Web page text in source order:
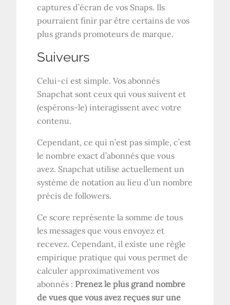
captures d’écran de vos Snaps. Ils
pourraient finir par être certains de vos
plus grands promoteurs de marque.
Suiveurs
Celui-ci est simple. Vos abonnés
Snapchat sont ceux qui vous suivent et
(espérons-le) interagissent avec votre
contenu.
Cependant, ce qui n’est pas simple, c’est
le nombre exact d’abonnés que vous
avez. Snapchat utilise actuellement un
système de notation au lieu d’un nombre
précis de followers.
Ce score représente la somme de tous
les messages que vous envoyez et
recevez. Cependant, il existe une règle
empirique pratique qui vous permet de
calculer approximativement vos
abonnés : Prenez le plus grand nombre
de vues que vous avez reçues sur une